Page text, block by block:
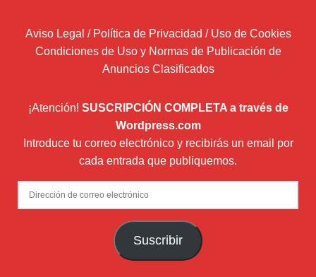
Aviso Legal / Política de Privacidad / Uso de Cookies
Condiciones de Uso y Normas de Publicación de
Anuncios Clasificados
¡Atención! SUSCRIPCIÓN COMPLETA a través de
Wordpress.com
Introduce tu correo electrónico y recibirás un email por
cada entrada que publiquemos.
Dirección
de
Suscribir